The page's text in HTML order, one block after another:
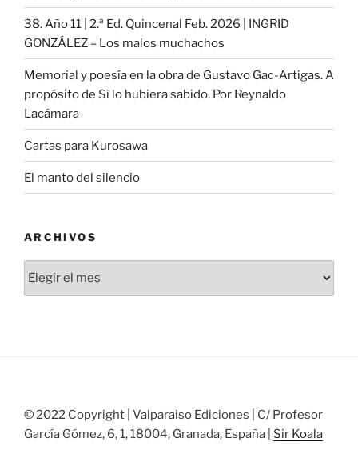
38. Año 11 | 2.ª Ed. Quincenal Feb. 2026 | INGRID
GONZÁLEZ – Los malos muchachos
Memorial y poesía en la obra de Gustavo Gac-Artigas. A
propósito de Si lo hubiera sabido. Por Reynaldo
Lacámara
Cartas para Kurosawa
El manto del silencio
ARCHIVOS
© 2022 Copyright | Valparaiso Ediciones | C/ Profesor
García Gómez, 6, 1, 18004, Granada, España | Sir Koala